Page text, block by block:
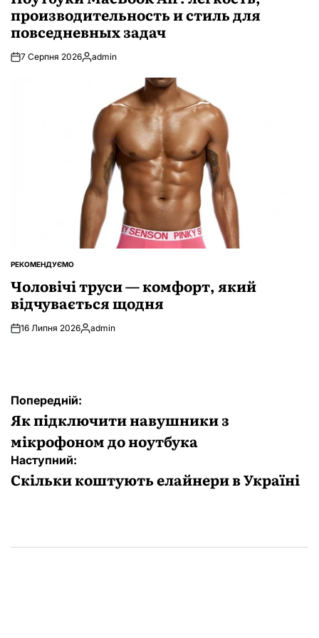
производительность и стиль для
повседневных задач
7 Серпня 2026Опубліковано
admin
ОПУБЛІКУВАТИ
РЕКОМЕНДУЄМО
Чоловічі труси — комфорт, який
відчувається щодня
16 Липня 2026Опубліковано
admin
Навігація
записів
Попередній:
Як підключити навушники з
мікрофоном до ноутбука
Наступний:
Скільки коштують елайнери в Україні